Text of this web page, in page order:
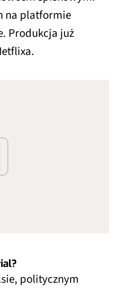
na platformie
Produkcja już
politycznym